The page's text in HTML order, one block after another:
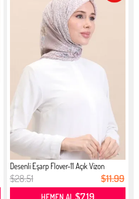
Desenli Eşarp Flover-11 Açık Vizon
$28.51 $11.99
$7.19